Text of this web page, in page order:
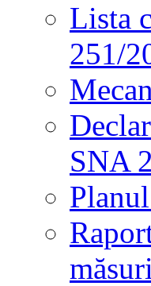
Lista
251/
SNA